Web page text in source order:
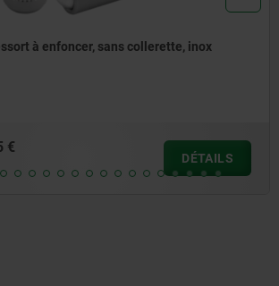
Poussoirs à ressort, modèle lisse, sans
de
frais d’envoi